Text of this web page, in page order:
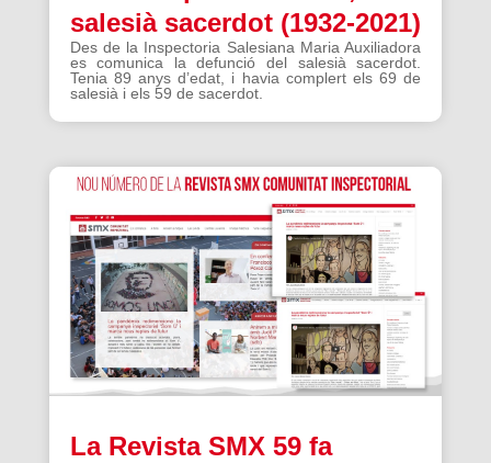
salesià sacerdot (1932-2021)
Des de la Inspectoria Salesiana Maria Auxiliadora
es comunica la defunció del salesià sacerdot.
Tenia 89 anys d’edat, i havia complert els 69 de
salesià i els 59 de sacerdot.
La Revista SMX 59 fa